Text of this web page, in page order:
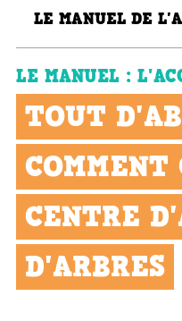
LE MANUEL DE
LE MANUEL :
TOUT
CENTRE
D'ARBRES